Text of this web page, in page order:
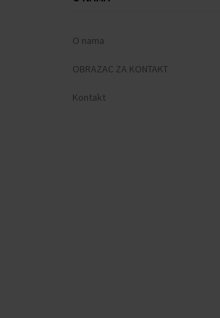
O nama
OBRAZAC ZA KONTAKT
Kontakt